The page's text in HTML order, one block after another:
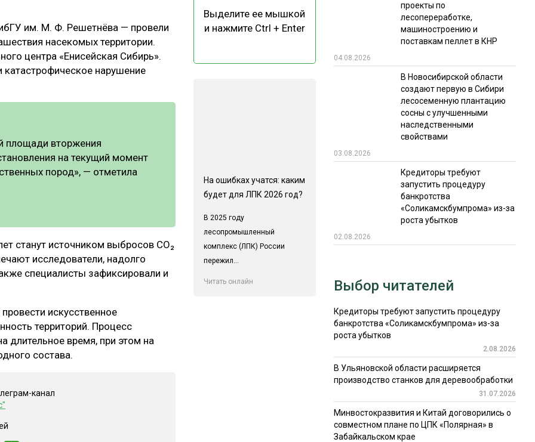
КАЛЕНДАРЬ ВЫСТАВОК ИТОГИ МЕРОПРИЯТИЙ
им. М. Ф. Решетнёва — провели
насекомых территории.
центра «Енисейская Сибирь».
нарушение
площади вторжения
на текущий момент
пород», — отметила
станут источником выбросов CO₂
исследователи, надолго
специалисты зафиксировали и
искусственное
территорий. Процесс
длительное время, при этом на
состава.
канал
Выделите ее мышкой
и нажмите Ctrl + Enter
На ошибках учатся: каким
будет для ЛПК 2026 год?
В 2025 году
лесопромышленный
комплекс (ЛПК) России
пережил...
Читать онлайн
проекты по
лесопереработке,
машиностроению и
поставкам пеллет в КНР
04.08.2026
В Новосибирской области
создают первую в Сибири
лесосеменную плантацию
сосны с улучшенными
наследственными
свойствами
03.08.2026
Кредиторы требуют
запустить процедуру
банкротства
«Соликамскбумпрома» из-за
роста убытков
02.08.2026
Выбор читателей
Кредиторы требуют запустить процедуру
банкротства «Соликамскбумпрома» из-за
роста убытков
2.08.2026
В Ульяновской области расширяется
производство станков для деревообработки
31.07.2026
Минвостокразвития и Китай договорились о
совместном плане по ЦПК «Полярная» в
Забайкальском крае